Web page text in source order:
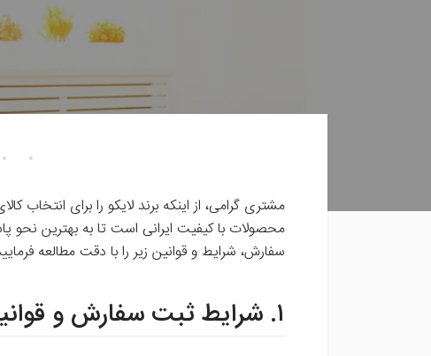
مشتری گرامی، از اینکه برند لایکو را برای انتخاب
محصولات با کیفیت ایرانی است تا به بهترین نحو
سفارش، شرایط و قوانین زیر را با دقت مطالعه
۱. شرایط ثبت سفارش و قوانین کلی: